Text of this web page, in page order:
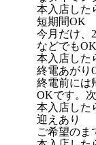
本入店し
短期間OK
今月だけ、
などでもOK
本入店し
終電あがり
終電前には
OKです。
本入店し
迎えあり
ご希望のま